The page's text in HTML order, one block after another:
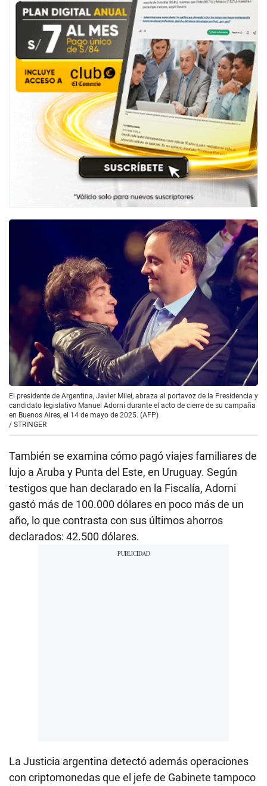
El presidente de Argentina, Javier Milei, abraza al portavoz de la Presidencia y
candidato legislativo Manuel Adorni durante el acto de cierre de su campaña
en Buenos Aires, el 14 de mayo de 2025. (AFP)
/ STRINGER
También se examina cómo pagó viajes familiares de
lujo a Aruba y Punta del Este, en Uruguay. Según
testigos que han declarado en la Fiscalía, Adorni
gastó más de 100.000 dólares en poco más de un
año, lo que contrasta con sus últimos ahorros
declarados: 42.500 dólares.
La Justicia argentina detectó además operaciones
con criptomonedas que el jefe de Gabinete tampoco